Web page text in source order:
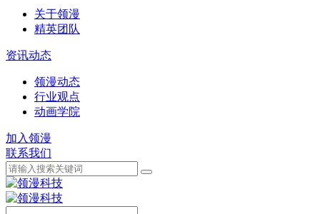
关于领漫
精英团队
资讯动态
领漫动态
行业观点
动画学院
加入领漫
联系我们